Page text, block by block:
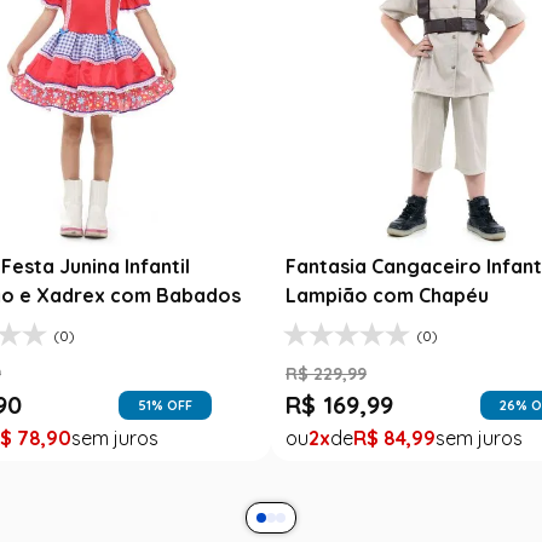
Junina Bebê Menina
Rosa Floral com Renda
47 % OFF
99, 99
Saia Infantil Festa Junina
Xadrez Preto com Girassol
R$ 129,99
R$ 78,90
1 R$ 78, 90